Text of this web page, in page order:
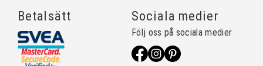
Betalsätt Sociala medier
Följ oss på sociala medier